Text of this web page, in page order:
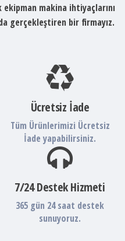
makina ihtiyaçlarını
gerçekleştiren bir firmayız.
Ücretsiz İade
Tüm Ürünlerimizi Ücretsiz
İade yapabilirsiniz.
7/24 Destek Hizmeti
365 gün 24 saat destek
sunuyoruz.